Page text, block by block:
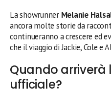
La showrunner Melanie
ancora molte storie da
continueranno a crescere ed
che il viaggio di Jackie, Cole e
Quando arriverà
ufficiale?